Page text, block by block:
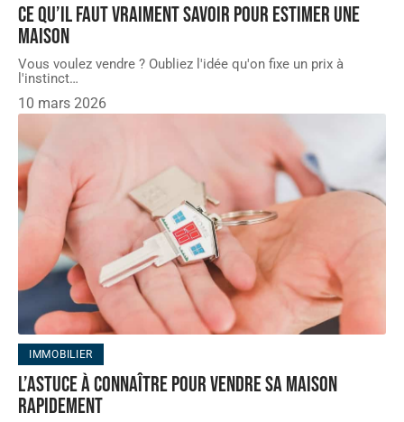
Ce qu’il faut vraiment savoir pour estimer une
maison
Vous voulez vendre ? Oubliez l'idée qu'on fixe un prix à
l'instinct…
10 mars 2026
IMMOBILIER
L’astuce à connaître pour vendre sa maison
rapidement